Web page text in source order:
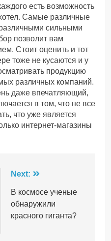
есть возможность
Самые различные
сильными
позволит вам
Стоит оценить и тот
тоже не кусаются и у
продукцию
различных компаний.
даже впечатляющий,
в том, что не все
что уже является
интернет-магазины
Next:
В космосе ученые
обнаружили
красного гиганта?